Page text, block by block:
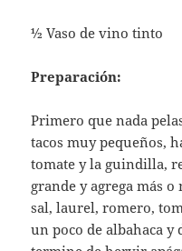
½ Vaso de vino tinto
Preparación:
Primero que nada
tacos muy pequeños,
tomate y la guindilla,
grande y agrega más
sal, laurel, romero,
un poco de albahaca